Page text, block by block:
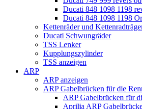
Ducati 848 1098 1198
Ducati 848 1098 1198
Kettenräder und
Ducati Schwungräder
TSS Lenker
Kupplungszylinder
TSS anzeigen
ARP
ARP anzeigen
ARP Gabelbrücken für die
ARP Gabelbrücken für
Aprilia ARP